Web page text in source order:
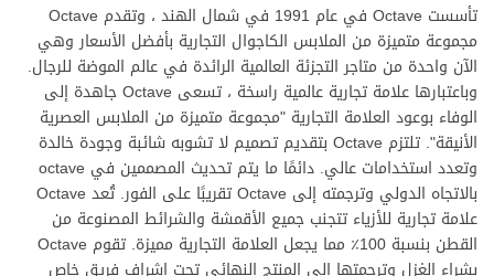
تأسست Octave في عام 1991 في شمال الهند ، وتقدم Octave
مجموعة متميزة من الملابس الكاجوال التجارية بأفضل الأسعار وهي
الآن واحدة من متاجر التجزئة العالمية الرائدة في عالم الموضة للرجال.
وباعتبارها علامة تجارية عالمية راسخة ، تسعى Octave جاهدة إلى
الوفاء بوعود العلامة التجارية "مجموعة متميزة من الملابس العصرية
الأنيقة". تلتزم Octave بتقديم تصميم لا تشوبه شائبة وجودة خالدة
وتعدد استخدامات عالي. دائمًا ما يتم تحديث المصممين في octave
بالاتجاه الدولي وترجمته إلى Octave تقريبًا على الفور. تُعد Octave
علامة تجارية للأزياء تتجنب جميع الأقمشة والشرائط المصنوعة من
القطن بنسبة 100٪ مما يجعل العلامة التجارية مميزة. تقوم Octave
بشراء الغزل وترجمتها إلى المنتج النهائي تحت إشراف فريق خاص